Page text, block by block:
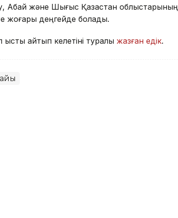
Абай және Шығыс Қазақстан облыстарының
жоғары деңгейде болады.
қайтып келетіні туралы жазған едік.